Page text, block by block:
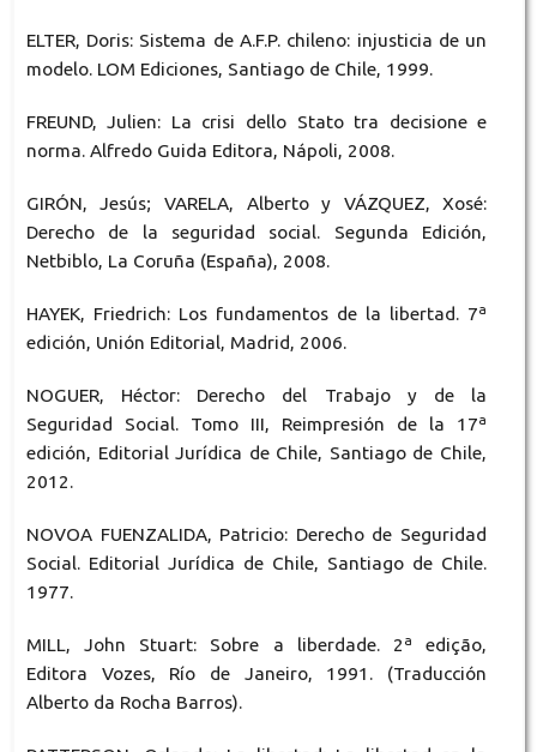
ELTER, Doris: Sistema de A.F.P. chileno: injusticia de un
modelo. LOM Ediciones, Santiago de Chile, 1999.
FREUND, Julien: La crisi dello Stato tra decisione e
norma. Alfredo Guida Editora, Nápoli, 2008.
GIRÓN, Jesús; VARELA, Alberto y VÁZQUEZ, Xosé:
Derecho de la seguridad social. Segunda Edición,
Netbiblo, La Coruña (España), 2008.
HAYEK, Friedrich: Los fundamentos de la libertad. 7ª
edición, Unión Editorial, Madrid, 2006.
NOGUER, Héctor: Derecho del Trabajo y de la
Seguridad Social. Tomo III, Reimpresión de la 17ª
edición, Editorial Jurídica de Chile, Santiago de Chile,
2012.
NOVOA FUENZALIDA, Patricio: Derecho de Seguridad
Social. Editorial Jurídica de Chile, Santiago de Chile.
1977.
MILL, John Stuart: Sobre a liberdade. 2ª edição,
Editora Vozes, Río de Janeiro, 1991. (Traducción
Alberto da Rocha Barros).